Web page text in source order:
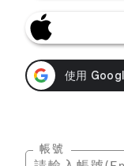
帳號